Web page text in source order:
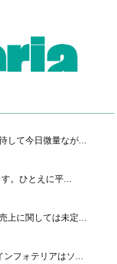
して今日微量なが...
。ひとえに平...
上に関しては未定...
フォテリアはソ...